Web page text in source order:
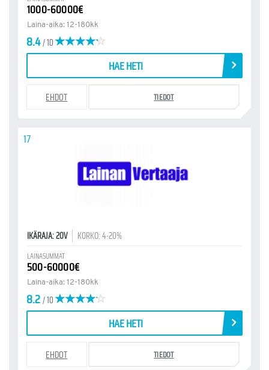
1000-60000€
Laina-aika: 12-180kk
8.4/ 10
HAE HETI
EHDOT TIEDOT
17
IKÄRAJA: 20V KORKO: 4-20%
LAINASUMMAT
500-60000€
Laina-aika: 12-180kk
8.2/ 10
HAE HETI
EHDOT TIEDOT